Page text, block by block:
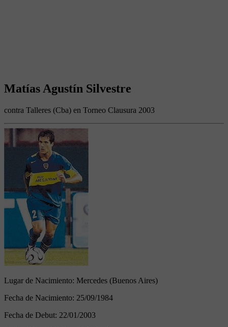
Matías Agustín Silvestre
contra Talleres (Cba) en Torneo Clausura 2003
Lugar de Nacimiento: Mercedes (Buenos Aires)
Fecha de Nacimiento: 25/09/1984
Fecha de Debut: 22/01/2003